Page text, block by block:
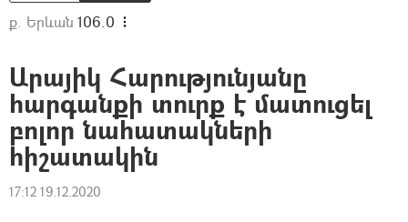
ք. Երևան 106.0
Արայիկ Հարությունյանը
հարգանքի տուրք է մատուցել
բոլոր նահատակների
հիշատակին
17:12 19.12.2020